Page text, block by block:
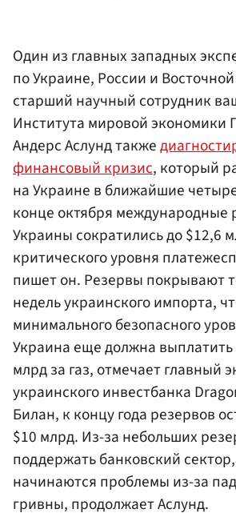
Один из главных западных
по Украине, России и
старший научный сотрудник
Института мировой экономики
Андерс Аслунд также
финансовый кризис, который
на Украине в ближайшие
конце октября международные
Украины сократились до $12,6
критического уровня
пишет он. Резервы покрывают
недель украинского импорта,
минимального безопасного
Украина еще должна выплатить
млрд за газ, отмечает главный
украинского инвестбанка
Билан, к концу года резервов
$10 млрд. Из-за небольших
поддержать банковский
начинаются проблемы из-за
гривны, продолжает Аслунд.